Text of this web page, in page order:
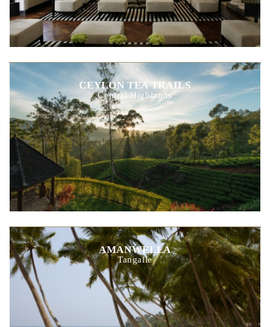
CEYLON TEA TRAILS
Central Highlands
AMANWELLA
Tangalle